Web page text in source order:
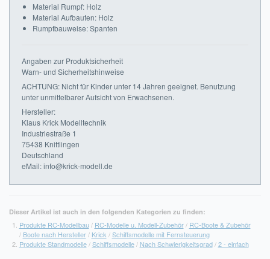
Material Rumpf: Holz
Material Aufbauten: Holz
Rumpfbauweise: Spanten
Angaben zur Produktsicherheit
Warn- und Sicherheitshinweise
ACHTUNG: Nicht für Kinder unter 14 Jahren geeignet. Benutzung
unter unmittelbarer Aufsicht von Erwachsenen.
Hersteller:
Klaus Krick Modelltechnik
Industriestraße 1
75438 Knittlingen
Deutschland
eMail: info@krick-modell.de
Dieser Artikel ist auch in den folgenden Kategorien zu finden:
Produkte RC-Modellbau/ RC-Modelle u. Modell-Zubehör/ RC-Boote & Zubehör
/ Boote nach Hersteller/ Krick /Schiffsmodelle mit Fernsteuerung
Produkte Standmodelle/Schiffsmodelle/ Nach Schwierigkeitsgrad/2 - einfach